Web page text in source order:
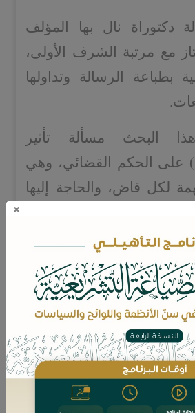
دكتوراة نال بها المؤلف
مع مرتبة الشرف الأولى،
بطباعة الرسالة وتداولها
البحث مسألة تأثير
على الحكم القضائي، وهي
لكل قاض، والحاجة إليها
فجاءت هذه الرسالة
من أحد المختصين
على عدة مباحث؛ وهي:
وعلاقتها بالألفاظ ذات
وأدلة اعتبارها
وشروطها، وآثار اعتبارها
×